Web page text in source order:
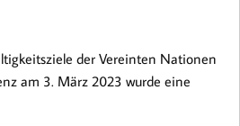
der Vereinten Nationen
am 3. März 2023 wurde eine